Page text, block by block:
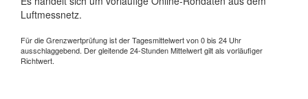
Luftmessnetz.
Für die Grenzwertprüfung ist der Tagesmittelwert von 0 bis 24 Uhr
ausschlaggebend. Der gleitende 24-Stunden Mittelwert gilt als vorläufiger
Richtwert.